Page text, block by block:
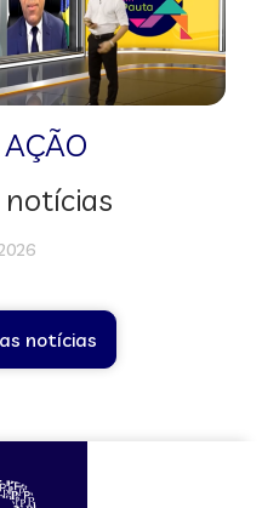
notícias
notícias